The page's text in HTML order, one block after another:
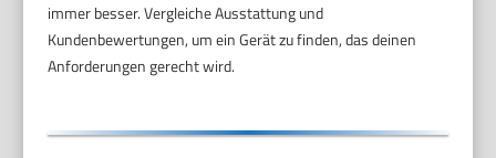
immer besser. Vergleiche Ausstattung und
Kundenbewertungen, um ein Gerät zu finden, das deinen
Anforderungen gerecht wird.